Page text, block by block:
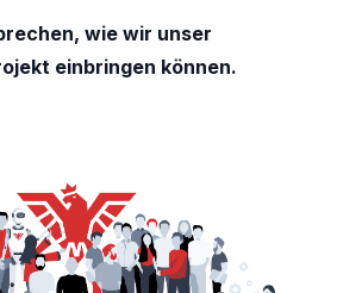
wie wir unser
einbringen können.